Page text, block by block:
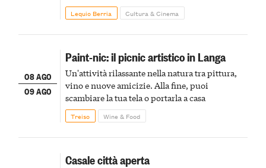
Lequio Berria Cultura & Cinema
08 AGO
09 AGO
Paint-nic: il picnic artistico in Langa
Un'attività rilassante nella natura tra pittura,
vino e nuove amicizie. Alla fine, puoi
scambiare la tua tela o portarla a casa
Treiso Wine & Food
Casale città aperta